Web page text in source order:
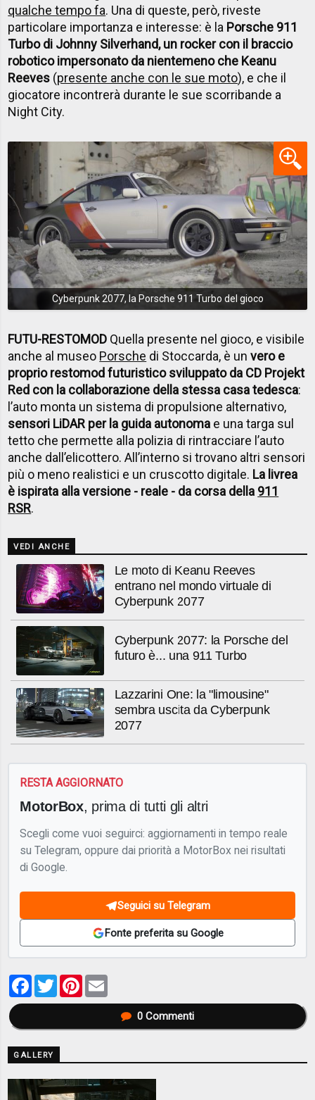
qualche tempo fa. Una di queste, però, riveste
particolare importanza e interesse: è la Porsche 911
Turbo di Johnny Silverhand, un rocker con il braccio
robotico impersonato da nientemeno che Keanu
Reeves (presente anche con le sue moto), e che il
giocatore incontrerà durante le sue scorribande a
Night City.
Cyberpunk 2077, la Porsche 911 Turbo del gioco
FUTU-RESTOMOD Quella presente nel gioco, e visibile
anche al museo Porsche di Stoccarda, è unvero e
proprio restomod futuristico sviluppato da CD Projekt
Red con la collaborazione della stessa casa tedesca:
l’auto monta un sistema di propulsione alternativo,
sensori LiDAR per la guida autonoma e una targa sul
tetto che permette alla polizia di rintracciare l’auto
anche dall’elicottero. All’interno si trovano altri sensori
più o meno realistici e un cruscotto digitale. La livrea
è ispirata alla versione - reale - da corsa della 911
RSR.
VEDI ANCHE
Le moto di Keanu Reeves
entrano nel mondo virtuale di
Cyberpunk 2077
Cyberpunk 2077: la Porsche del
futuro è... una 911 Turbo
Lazzarini One: la "limousine"
sembra uscita da Cyberpunk
2077
RESTA AGGIORNATO
MotorBox, prima di tutti gli altri
Scegli come vuoi seguirci: aggiornamenti in tempo reale
su Telegram, oppure dai priorità a MotorBox nei risultati
di Google.
Seguici su Telegram
Fonte preferita su Google
Facebook
TwitterPinterest
0Commenti
GALLERY